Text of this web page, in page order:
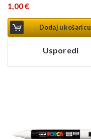
1,00€
Dodaj u košaricu
Usporedi